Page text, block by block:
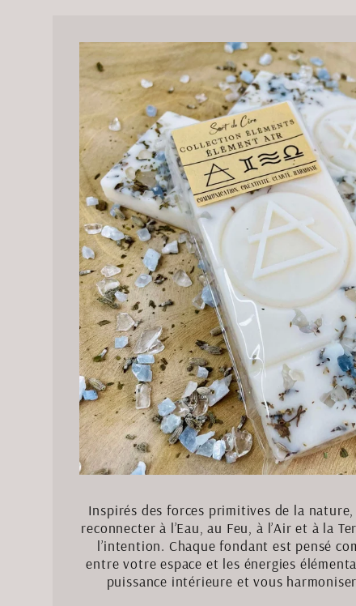
Inspirés des forces primitives de la
reconnecter à l’Eau, au Feu, à l’Air et à la
l’intention. Chaque fondant est pensé
entre votre espace et les énergies
puissance intérieure et vous